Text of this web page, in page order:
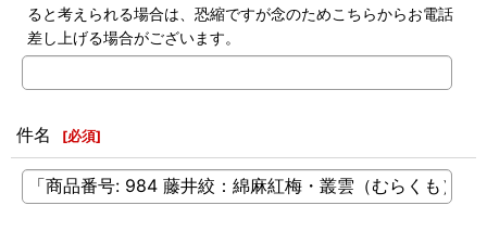
ると考えられる場合は、恐縮ですが念のためこちらからお電話
差し上げる場合がございます。
件名 [必須]